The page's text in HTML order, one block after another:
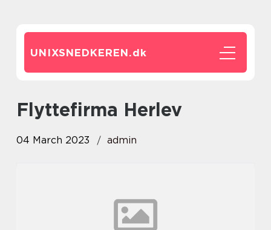
UNIXSNEDKEREN.dk
flyttefirma Herlev
04 March 2023 admin